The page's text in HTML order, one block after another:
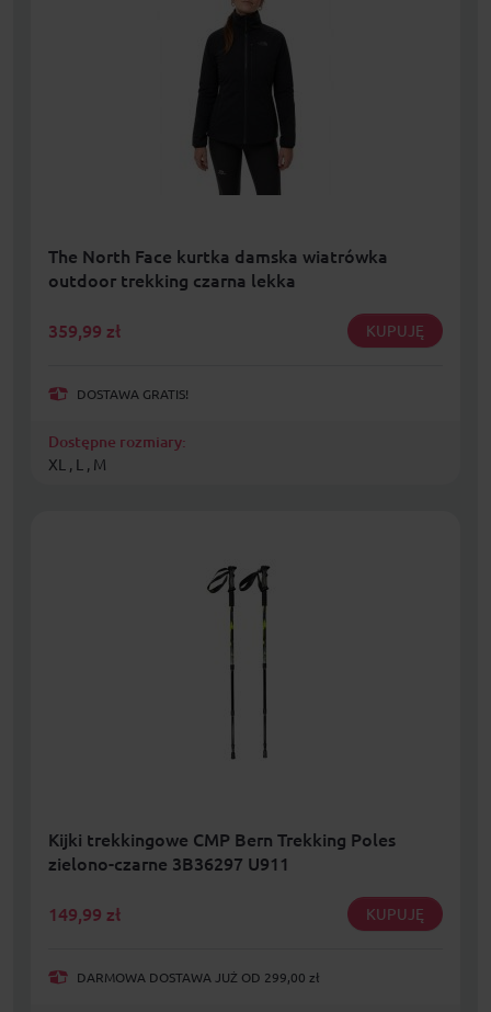
The North Face kurtka damska wiatrówka
outdoor trekking czarna lekka
359,99 zł KUPUJĘ
DOSTAWA GRATIS!
Dostępne rozmiary:
XL , L , M
Kijki trekkingowe CMP Bern Trekking Poles
zielono-czarne 3B36297 U911
149,99 zł KUPUJĘ
DARMOWA DOSTAWA JUŻ OD 299,00 zł